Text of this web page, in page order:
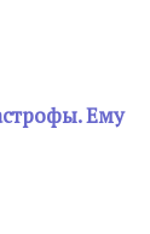
Ему